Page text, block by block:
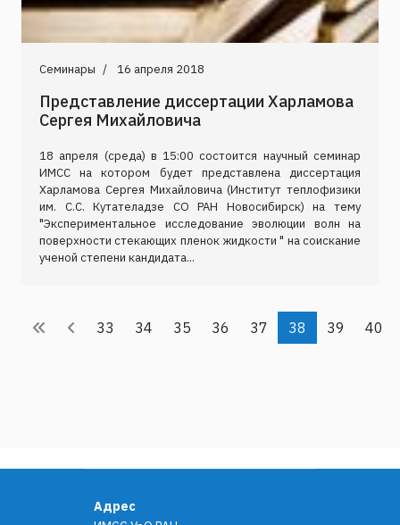
Семинары 16 апреля 2018
Представление диссертации Харламова
Сергея Михайловича
18 апреля (среда) в 15:00 состоится научный семинар
ИМСС на котором будет представлена диссертация
Харламова Сергея Михайловича (Институт теплофизики
им. С.С. Кутателадзе СО РАН Новосибирск) на тему
"Экспериментальное исследование эволюции волн на
поверхности стекающих пленок жидкости " на соискание
ученой степени кандидата...
33 34 35 36 37 38 39 40
Адрес